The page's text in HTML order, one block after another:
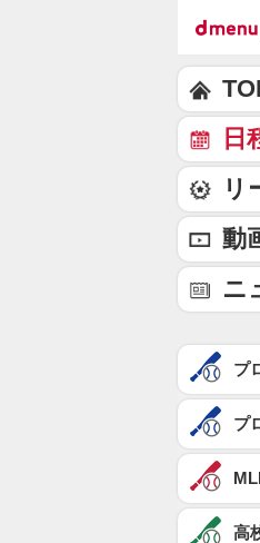
日
リ
動
ニ
プ
プ
高